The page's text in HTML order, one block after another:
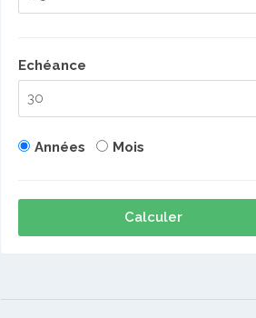
Echéance
Années Mois
Calculer